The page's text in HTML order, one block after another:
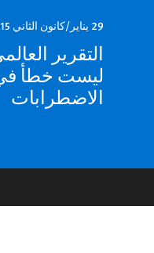
29 يناير/كانون الثاني 2015
ليست خطأ
الاضطرابات